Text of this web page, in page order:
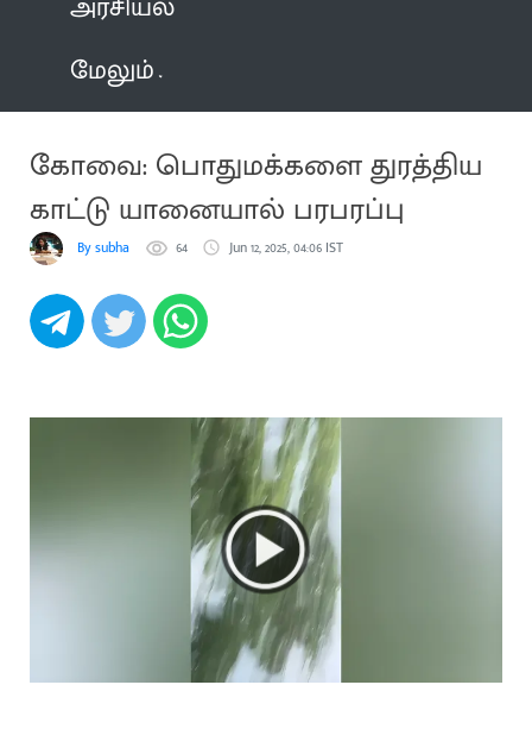
மேலும்
கோவை: பொதுமக்களை துரத்திய
காட்டு யானையால் பரபரப்பு
By subha 64 Jun 12, 2025, 04:06 IST